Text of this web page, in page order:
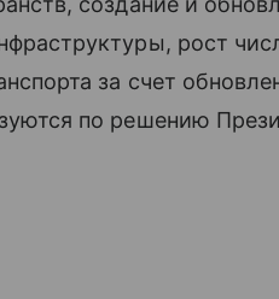
рост
за счет
по решению